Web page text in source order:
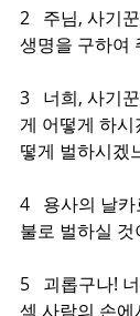
2   주님, 사기
생명을 구하여
3   너희, 사기
게 어떻게 하시
떻게 벌하시겠
4   용사의 날
불로 벌하실 것
5   괴롭구나!
섹 사람의 손